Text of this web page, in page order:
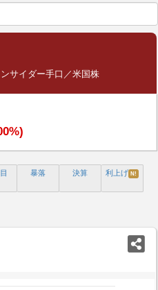
サイダー手口／米国株
暴落 決算 利上げ N!